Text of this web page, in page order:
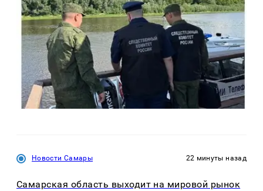
Новости Самары 22 минуты назад
Самарская область выходит на мировой рынок